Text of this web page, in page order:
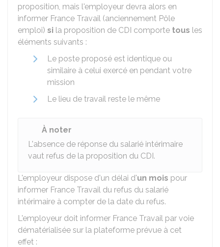
proposition, mais l'employeur devra alors en
informer France Travail (anciennement Pôle
emploi) si la proposition de CDI comporte tous les
éléments suivants :
Le poste proposé est identique ou
similaire à celui exercé en pendant votre
mission
Le lieu de travail reste le même
À noter
L'absence de réponse du salarié intérimaire
vaut refus de la proposition du CDI.
L'employeur dispose d'un délai d'un mois pour
informer France Travail du refus du salarié
intérimaire à compter de la date du refus.
L'employeur doit informer France Travail par voie
dématérialisée sur la plateforme prévue à cet
effet :